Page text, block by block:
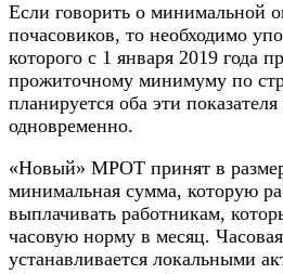
Если говорить о минимальной
почасовиков, то необходимо
которого с 1 января 2019 года
прожиточному минимуму по
планируется оба эти
одновременно.
«Новый» МРОТ принят в
минимальная сумма, которую
выплачивать работникам,
часовую норму в месяц.
устанавливается локальными